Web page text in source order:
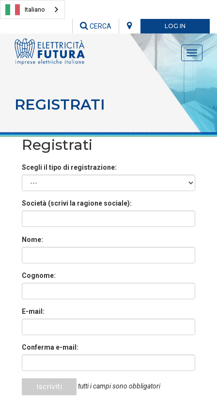
Italiano
LOG IN
CERCA
Toggle
REGISTRATI
Registrati
Scegli il tipo di registrazione:
Società (scrivi la ragione sociale):
Nome:
Cognome:
E-mail:
Conferma e-mail:
Iscriviti tutti i campi sono obbligatori